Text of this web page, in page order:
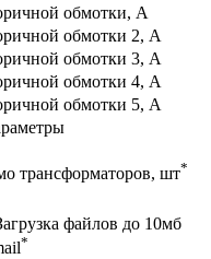
обмотки, А
обмотки 2, А
обмотки 3, А
обмотки 4, А
обмотки 5, А
трансформаторов, шт*
файлов до 10мб
*